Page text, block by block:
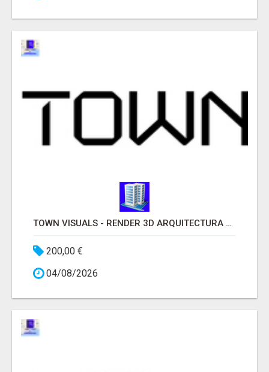
TOWN VISUALS - RENDER 3D ARQUITECTURA MADRID
200,00 €
04/08/2026